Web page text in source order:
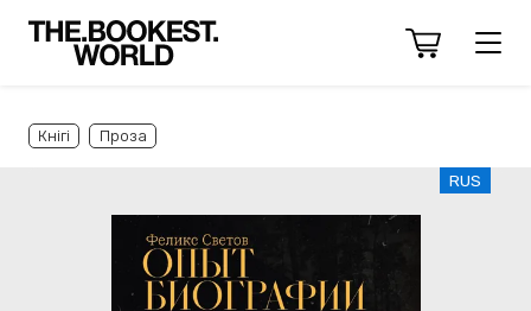
Кнігі Проза
RUS